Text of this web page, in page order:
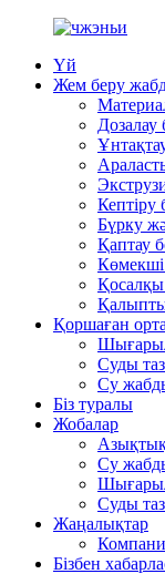
Үй
Жем беру
Дозалау
Кептіру
Бүрку
Қаптау
Көмекші
Қоршаған
Суды
Су
Біз туралы
Жобалар
Азықтық
Су
Суды
Жаңалықтар
Бізбен